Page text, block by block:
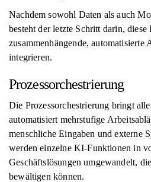
Nachdem sowohl Daten als auch
besteht der letzte Schritt darin, diese
zusammenhängende, automatisierte
integrieren.
Prozessorchestrierung
Die Prozessorchestrierung bringt
automatisiert mehrstufige
menschliche Eingaben und externe
werden einzelne KI-Funktionen in
Geschäftslösungen umgewandelt,
bewältigen können.